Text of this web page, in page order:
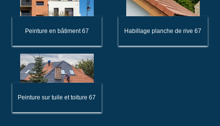
Peinture en bâtiment 67 Habillage planche de rive 67
Peinture sur tuile et toiture 67